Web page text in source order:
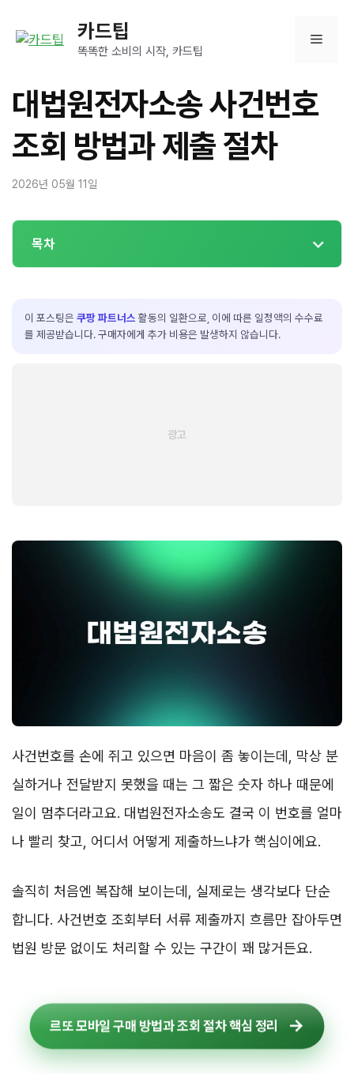
카드팁
똑똑한 소비의 시작, 카드팁
메
대법원전자소송 사건번호
조회 방법과 제출 절차
2026년 05월 11일
목차
이 포스팅은 쿠팡 파트너스 활동의 일환으로, 이에 따른 일정액의 수수료
를 제공받습니다. 구매자에게 추가 비용은 발생하지 않습니다.
사건번호를 손에 쥐고 있으면 마음이 좀 놓이는데, 막상 분
실하거나 전달받지 못했을 때는 그 짧은 숫자 하나 때문에
일이 멈추더라고요. 대법원전자소송도 결국 이 번호를 얼마
나 빨리 찾고, 어디서 어떻게 제출하느냐가 핵심이에요.
솔직히 처음엔 복잡해 보이는데, 실제로는 생각보다 단순
합니다. 사건번호 조회부터 서류 제출까지 흐름만 잡아두면
법원 방문 없이도 처리할 수 있는 구간이 꽤 많거든요.
르또 모바일 구매 방법과 조회 절차 핵심 정리